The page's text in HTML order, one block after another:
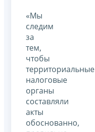
«Мы
следим
за
тем,
чтобы
территориальные
налоговые
органы
составляли
акты
обоснованно,